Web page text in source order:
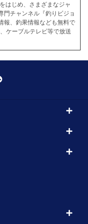
はじめ、さまざまなジャ
門チャンネル『釣りビジョ
報、釣果情報なども無料で
ケーブルテレビ等で放送